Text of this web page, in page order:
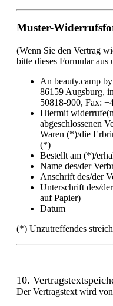
Muster-
(Wenn Sie den Vertrag
bitte dieses Formular aus
An beauty.camp
86159 Augsburg,
50818-900, Fax:
Hiermit
abgeschlossenen
Waren (*)/die
(*)
Bestellt am (*)/
Name des/der
Anschrift des/der
Unterschrift des/
auf Papier)
Datum
(*) Unzutreffendes
10.
Der Vertragstext wird